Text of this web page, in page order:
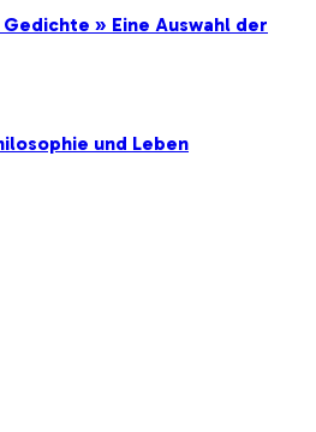
» Eine Auswahl der
und Leben